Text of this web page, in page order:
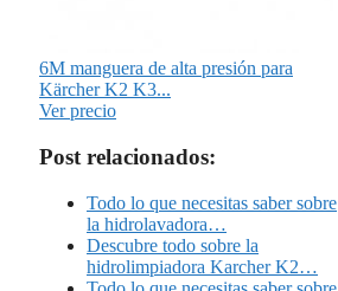
6M manguera de alta presión para
Kärcher K2 K3...
Ver precio
Post relacionados:
Todo lo que necesitas saber sobre
la hidrolavadora…
Descubre todo sobre la
hidrolimpiadora Karcher K2…